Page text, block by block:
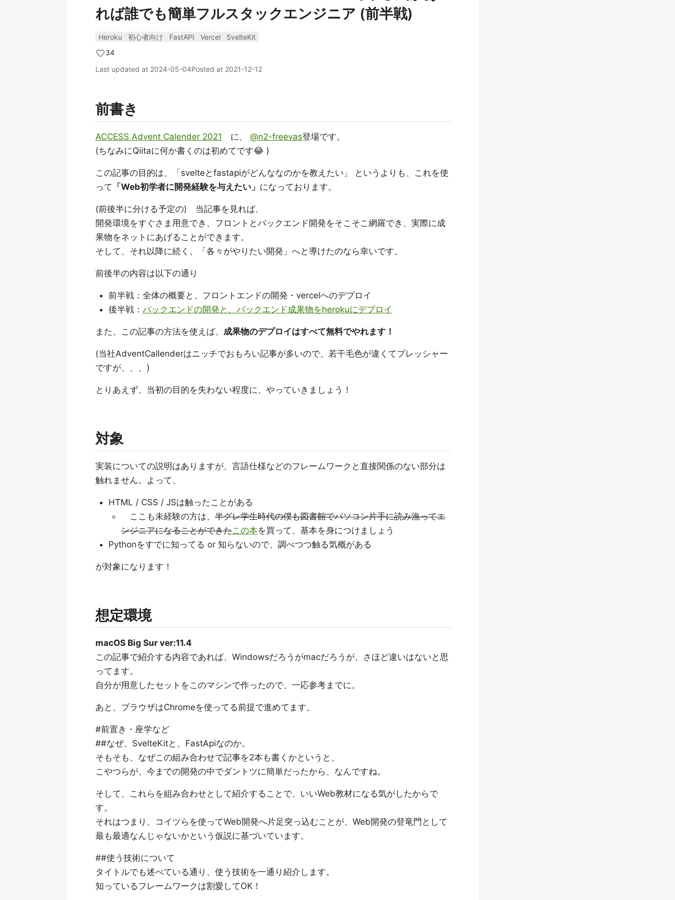
れば誰でも簡単フルスタックエンジニア (前半戦)
Heroku 初心者向け FastAPI Vercel
SvelteKit
34
Last updated at 2024-05-04Posted at 2021-12-12
前書き
ACCESS Advent Calender 2021 に、 @n2-freevas登場です。
(ちなみにQiitaに何か書くのは初めてです😂 )
この記事の目的は、「svelteとfastapiがどんななのかを教えたい」 というよりも、これを使
って 「Web初学者に開発経験を与えたい」 になっております。
(前後半に分ける予定の) 当記事を見れば、
開発環境をすぐさま用意でき、フロントとバックエンド開発をそこそこ網羅でき、実際に成
果物をネットにあげることができます。
そして、それ以降に続く、「各々がやりたい開発」へと導けたのなら幸いです。
前後半の内容は以下の通り
前半戦：全体の概要と、フロントエンドの開発・vercelへのデプロイ
後半戦： バックエンドの開発と、バックエンド成果物をherokuにデプロイ
また、この記事の方法を使えば、 成果物のデプロイはすべて無料でやれます！
(当社AdventCallenderはニッチでおもろい記事が多いので、若干毛色が違くてプレッシャー
ですが、、、)
とりあえず、当初の目的を失わない程度に、やっていきましょう！
対象
実装についての説明はありますが、言語仕様などのフレームワークと直接関係のない部分は
触れません。よって、
HTML / CSS / JSは触ったことがある
ここも未経験の方は、 半グレ学生時代の僕も図書館でパソコン片手に読み漁ってエ
ンジニアになることができたこの本を買って、基本を身につけましょう
Pythonをすでに知ってる or 知らないので、調べつつ触る気概がある
が対象になります！
想定環境
macOS Big Sur ver:11.4
この記事で紹介する内容であれば、Windowsだろうがmacだろうが、さほど違いはないと思
ってます。
自分が用意したセットをこのマシンで作ったので、一応参考までに。
あと、ブラウザはChromeを使ってる前提で進めてます。
#前置き・座学など
##なぜ、SvelteKitと、FastApiなのか。
そもそも、なぜこの組み合わせで記事を2本も書くかというと、
こやつらが、今までの開発の中でダントツに簡単だったから、なんですね。
そして、これらを組み合わせとして紹介することで、いいWeb教材になる気がしたからで
す。
それはつまり、コイツらを使ってWeb開発へ片足突っ込むことが、Web開発の登竜門として
最も最適なんじゃないかという仮説に基づいています。
##使う技術について
タイトルでも述べている通り、使う技術を一通り紹介します。
知っているフレームワークは割愛してOK！